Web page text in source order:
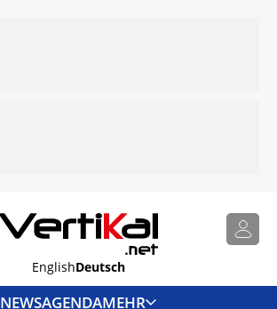
EnglishDeutsch
NEWSAGENDAMEHR